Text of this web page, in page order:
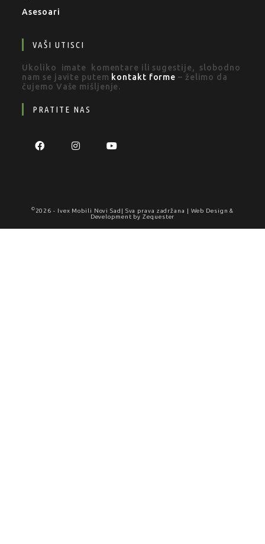
Asesoari
VAŠI UTISCI
Ukoliko imate komentare ili sugestije, slobodno
nam se javite putem kontakt forme – želimo da
čujemo Vaše mišljenje.
PRATITE NAS
© 2026 - Ivex Mobili Novi Sad | Sva prava zadržana | Web Design &
Development byZequester